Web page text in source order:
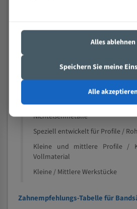
Bandkörper aus hochlegiertem
Legierte HSS-beschichtete
Materialien:
Nichteisenmetalle
Speziell entwickelt für Profile /
Kleine und mittlere Profile /
Vollmaterial
Kleine / Mittlere Werkstücke
Zahnempfehlungs-Tabelle für
Alles ablehnen
Speichern Sie meine
Alle